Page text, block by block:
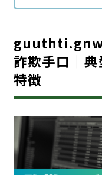
詐欺手口｜
特徴